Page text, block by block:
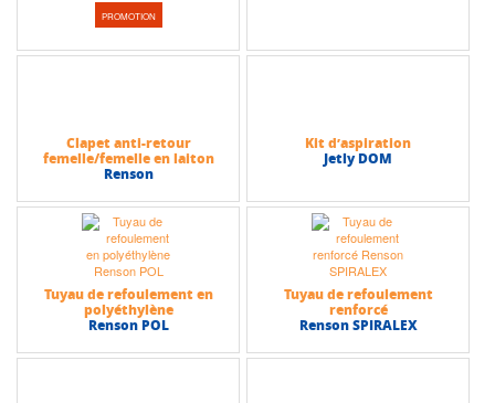
PROMOTION
Clapet anti-retour
femelle/femelle en laiton
Renson
Kit d’aspiration
Jetly DOM
Tuyau de refoulement en
polyéthylène
Renson POL
Tuyau de refoulement
renforcé
Renson SPIRALEX